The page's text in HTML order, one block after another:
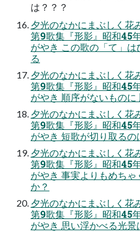
は？？？
夕光のなかにまぶしく花
第9歌集『形影』昭和45
がやき この歌の「て」
る
夕光のなかにまぶしく花
第9歌集『形影』昭和45
がやき 順序がないものに
夕光のなかにまぶしく花
第9歌集『形影』昭和45
がやき 短歌が切り取る
夕光のなかにまぶしく花
第9歌集『形影』昭和45
がやき 事実よりもめち
か？
夕光のなかにまぶしく花
第9歌集『形影』昭和45
がやき 思い浮かべる光景